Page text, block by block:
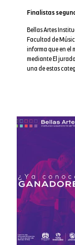
Finalistas
Bellas Artes
Facultad de
informa que en el
mediante El
una de estas